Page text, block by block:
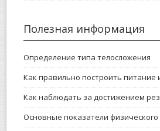
Полезная информация
Определение типа телосложения
Как правильно построить питание
Как наблюдать за достижением
Основные показатели